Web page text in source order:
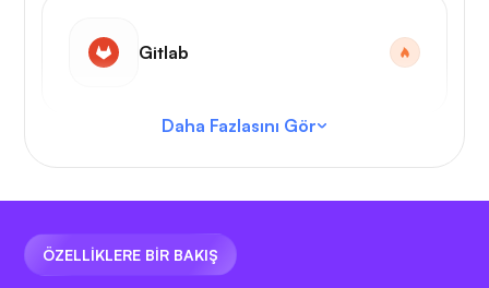
Gitlab
VS Kodu
Daha Fazlasını Gör
ÖZELLİKLERE BİR BAKIŞ